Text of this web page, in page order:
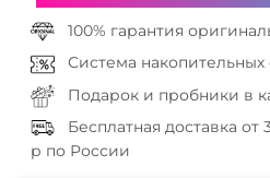
100% гарантия
Система накопительных
Подарок и пробники в
Бесплатная доставка
р по России